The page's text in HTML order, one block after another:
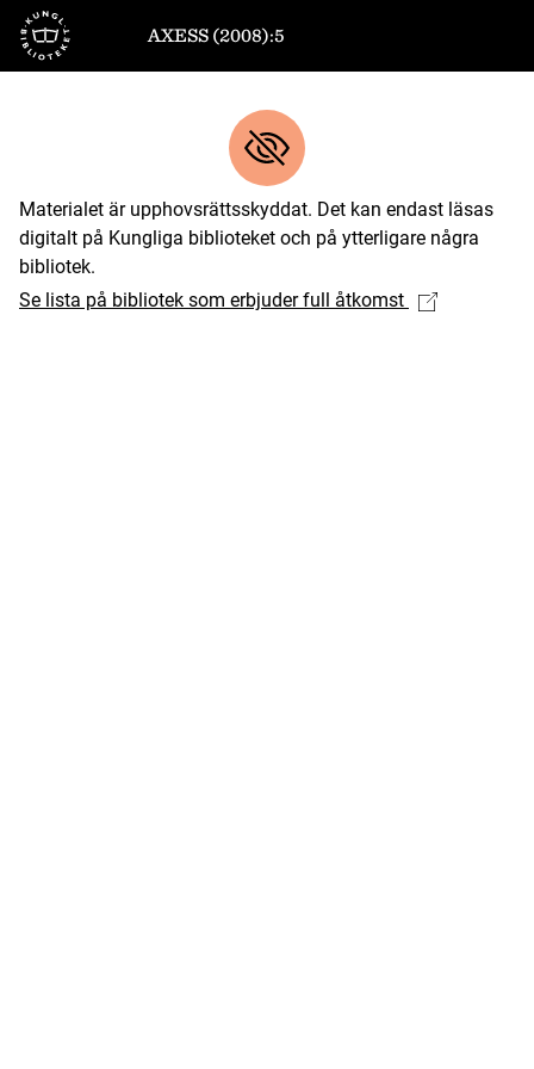
Till startsidan
AXESS (2008):5
Materialet är upphovsrättsskyddat. Det kan endast läsas
digitalt på Kungliga biblioteket och på ytterligare några
bibliotek.
Se lista på bibliotek som erbjuder full åtkomst